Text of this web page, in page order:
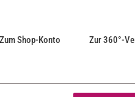
Zum Shop-Konto Zur 360°-